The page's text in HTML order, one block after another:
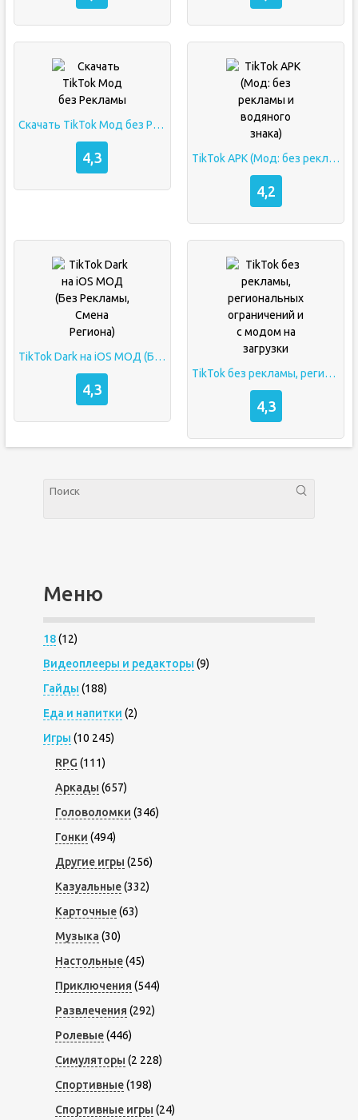
Скачать TikTok Мод без Рекламы
4,3 TikTok APK (Мод: без рекламы и водяного знака)
4,2
TikTok Dark на iOS МОД (Без Рекламы, Смена Региона)
4,3
TikTok без рекламы, региональных ограничений и с модом на загрузки
4,3
Меню
18(12)
Видеоплееры и редакторы (9)
Гайды (188)
Еда и напитки (2)
Игры (10 245)
RPG (111)
Аркады (657)
Головоломки (346)
Гонки (494)
Другие игры (256)
Казуальные(332)
Карточные(63)
Музыка (30)
Настольные(45)
Приключения (544)
Развлечения (292)
Ролевые(446)
Симуляторы (2 228)
Спортивные(198)
Спортивные игры (24)